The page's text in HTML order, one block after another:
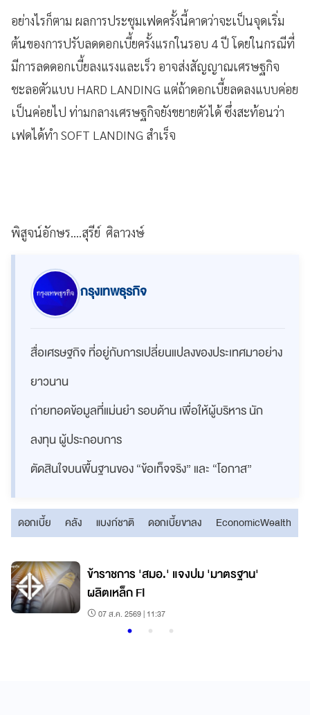
อย่างไรก็ตาม ผลการประชุมเฟดครั้งนี้คาดว่าจะเป็นจุดเริ่ม
ต้นของการปรับลดดอกเบี้ยครั้งแรกในรอบ 4 ปี โดยในกรณีที่
มีการลดดอกเบี้ยลงแรงและเร็ว อาจส่งสัญญาณเศรษฐกิจ
ชะลอตัวแบบ HARD LANDING แต่ถ้าดอกเบี้ยลดลงแบบค่อย
เป็นค่อยไป ท่ามกลางเศรษฐกิจยังขยายตัวได้ ซึ่งสะท้อนว่า
เฟดได้ทำ SOFT LANDING สำเร็จ
พิสูจน์อักษร....สุรีย์ ศิลาวงษ์
กรุงเทพธุรกิจ
สื่อเศรษฐกิจ ที่อยู่กับการเปลี่ยนแปลงของประเทศมาอย่าง
ยาวนาน
ถ่ายทอดข้อมูลที่แม่นยำ รอบด้าน เพื่อให้ผู้บริหาร นัก
ลงทุน ผู้ประกอบการ
ตัดสินใจบนพื้นฐานของ “ข้อเท็จจริง” และ “โอกาส”
ดอกเบี้ย คลัง แบงก์ชาติ ดอกเบี้ยขาลง EconomicWealth
ข้าราชการ 'สมอ.' แจงปม 'มาตรฐาน'
ผลิตเหล็ก FI
07 ส.ค. 2569 | 11:37